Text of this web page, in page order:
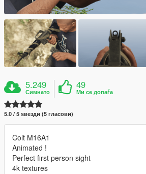
5.249
Симнато
49
Ми се допаѓа
5.0 / 5 ѕвезди (5 гласови)
Colt M16A1
Animated !
Perfect first person sight
4k textures